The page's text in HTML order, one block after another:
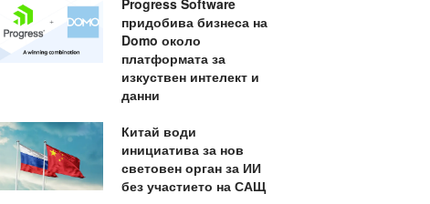
Progress Software
придобива бизнеса на
Domo около
платформата за
изкуствен интелект и
данни
Китай води
инициатива за нов
световен орган за ИИ
без участието на САЩ